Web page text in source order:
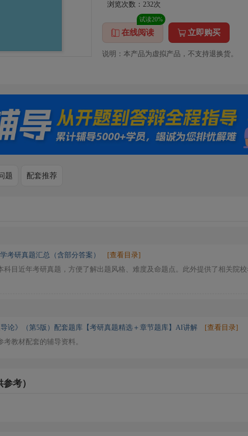
浏览次数： 232次
在线阅读
试读20%
立即购买
说明：本产品为虚拟产品，不支持退换货。
题 配套推荐
考研真题汇总（含部分答案）
[查看目录]
科目近年考研真题，方便了解出题风格、难度及命题点。此外提供了相关院
论》（第5版）配套题库【考研真题精选＋章节题库】AI讲解
[查看目录]
教材配套的辅导资料。
考）